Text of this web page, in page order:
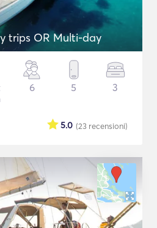
trips OR Multi-day
6 5 3
(23 recensioni)
5.0